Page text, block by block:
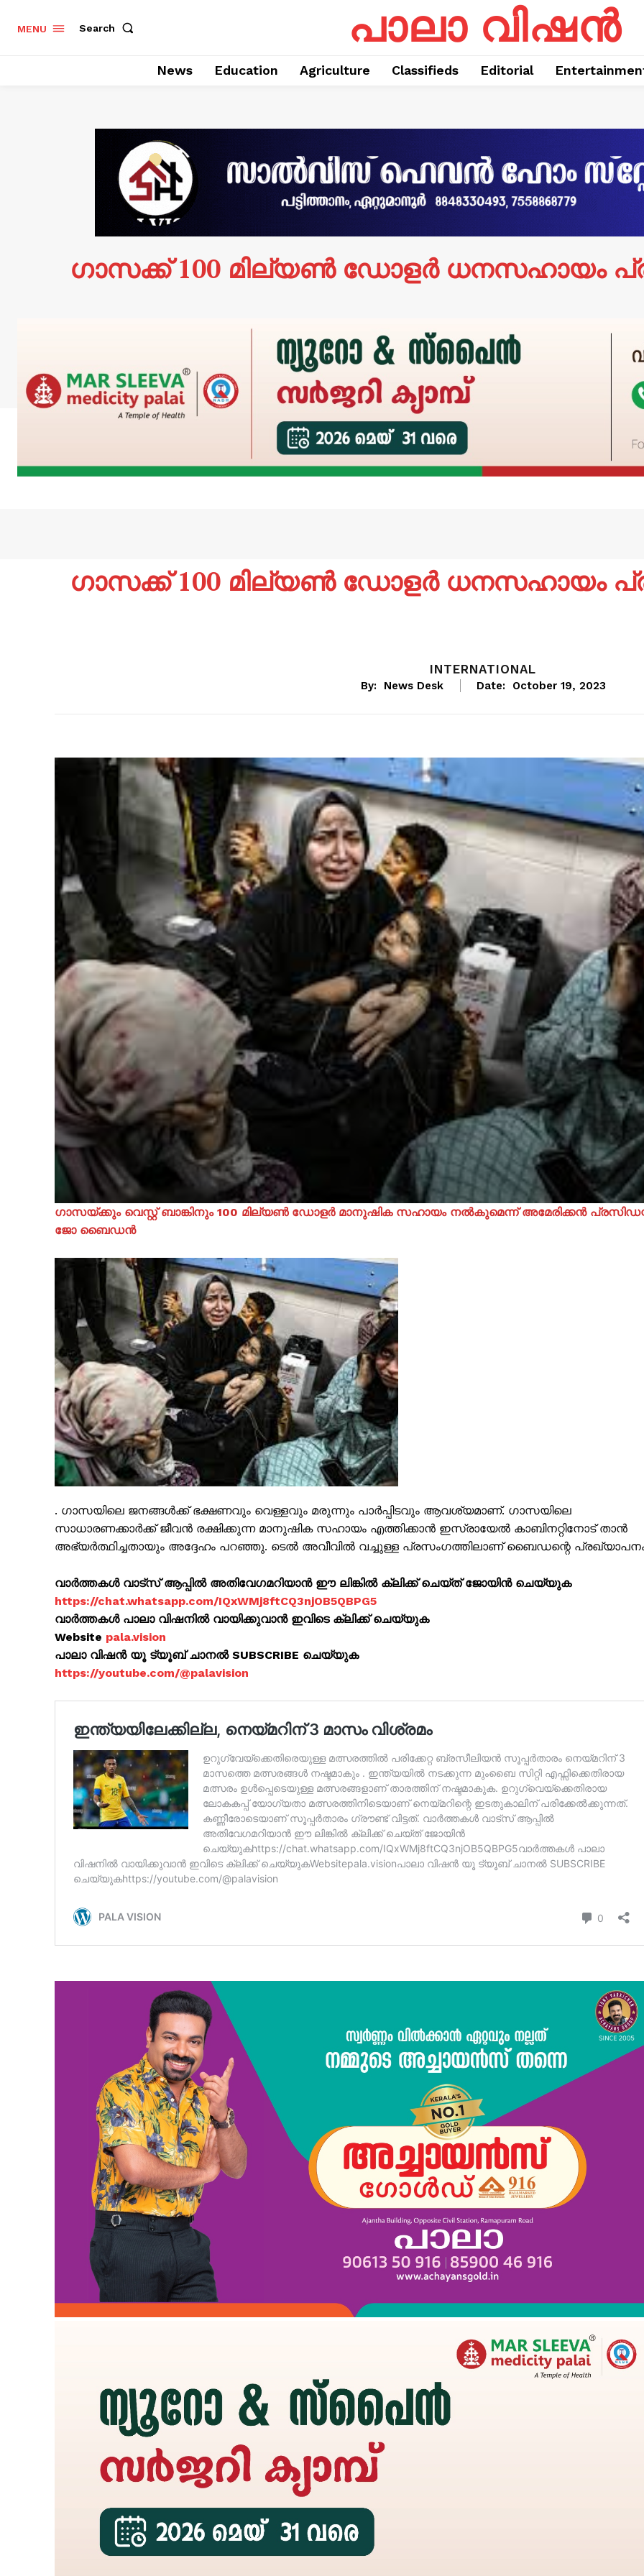
PALA VISION
PALA VISION
About
MENU Search പാലാ വിഷൻ
News Education Agriculture Classifieds Editorial
ഗാസക്ക് 100 മില്യൺ ഡോളർ ധനസഹായം
ഗാസക്ക് 100 മില്യൺ ഡോളർ ധനസഹായം
INTERNATIONAL
By: News Desk Date: October 19, 2023
ഗാസയ്ക്കും വെസ്റ്റ് ബാങ്കിനും 100 മില്യൺ ഡോളർ മാനുഷിക സഹായം നൽകുമെന്ന് അമേരിക്കൻ
ജോ ബൈഡൻ
. ഗാസയിലെ ജനങ്ങൾക്ക് ഭക്ഷണവും വെള്ളവും മരുന്നും പാർപ്പിടവും ആവശ്യമാണ്. ഗാസയിലെ
സാധാരണക്കാർക്ക് ജീവൻ രക്ഷിക്കുന്ന മാനുഷിക സഹായം എത്തിക്കാൻ ഇസ്രായേൽ കാബിനറ്റിനോട് താൻ
അഭ്യർത്ഥിച്ചതായും അദ്ദേഹം പറഞ്ഞു. ടെൽ അവീവിൽ വച്ചുള്ള പ്രസംഗത്തിലാണ് ബൈഡന്റെ
വാർത്തകൾ വാട്സ് ആപ്പിൽ അതിവേഗമറിയാൻ ഈ ലിങ്കിൽ ക്ലിക്ക് ചെയ്ത് ജോയിൻ ചെയ്യുക
https://chat.whatsapp.com/IQxWMj8ftCQ3njOB5QBPG5
വാർത്തകൾ പാലാ വിഷനിൽ വായിക്കുവാൻ ഇവിടെ ക്ലിക്ക് ചെയ്യുക
Website pala.vision
പാലാ വിഷൻ യൂ ട്യൂബ് ചാനൽ SUBSCRIBE ചെയ്യുക
https://youtube.com/@palavision